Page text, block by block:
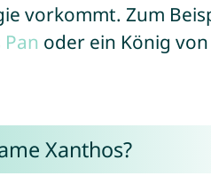
vorkommt. Zum
Pan oder ein König
Xanthos?